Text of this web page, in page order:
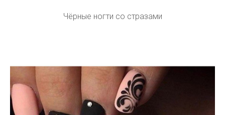
Чёрные ногти со стразами